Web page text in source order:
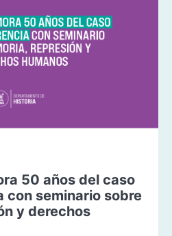
50 años del caso
con seminario sobre
y derechos